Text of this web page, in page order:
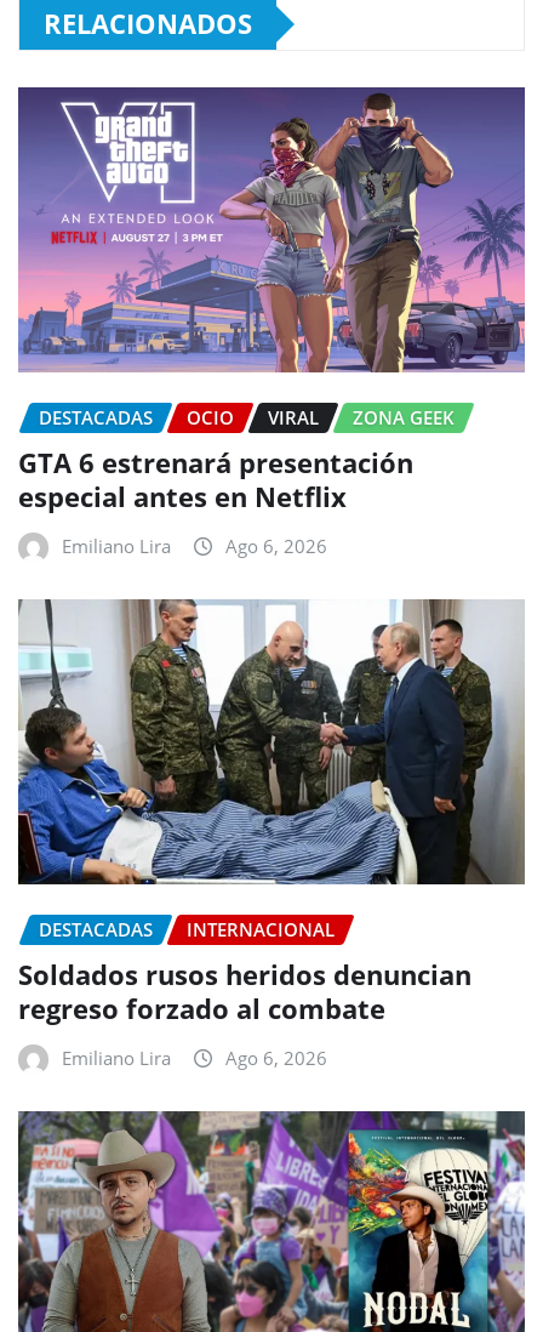
RELACIONADOS
DESTACADAS OCIO VIRAL ZONA GEEK
GTA 6 estrenará presentación
especial antes en Netflix
Emiliano Lira Ago 6, 2026
DESTACADAS INTERNACIONAL
Soldados rusos heridos denuncian
regreso forzado al combate
Emiliano Lira Ago 6, 2026